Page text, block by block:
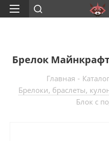
Брелок
Главная - Каталог
Брелоки, браслеты,
Блок с